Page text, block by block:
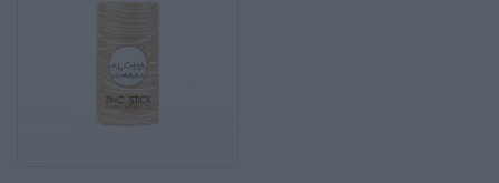
Δέστρα windsurf ρυθμιζόμενη τεμ. Tiki
Η ρυθμιζόμενη δέστρα windsurf Tiki προσφέρει